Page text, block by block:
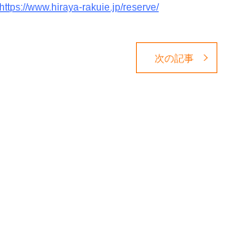
https://www.hiraya-rakuie.jp/reserve/
次の記事